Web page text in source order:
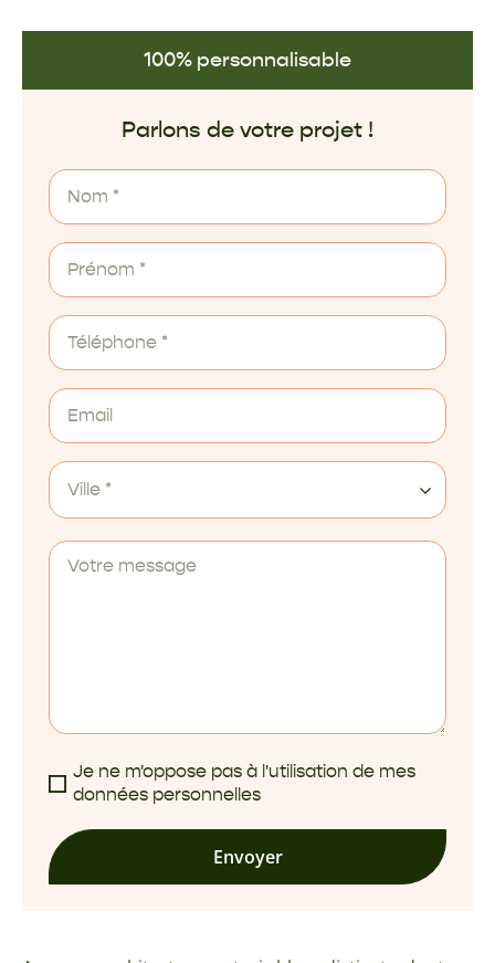
100% personnalisable
Parlons de votre projet !
Ville *
Je ne m'oppose pas à l'utilisation de mes
données personnelles
Envoyer